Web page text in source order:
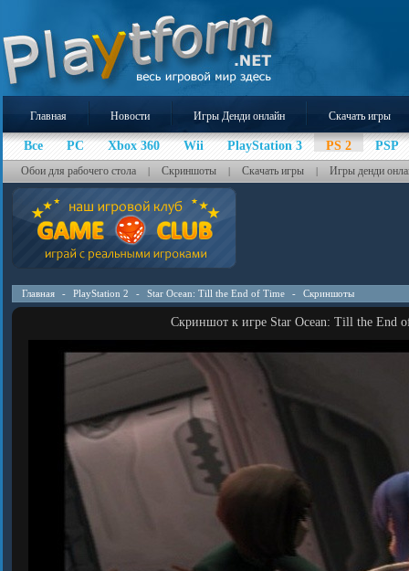
Главная Новости Игры Денди онлайн Скачать игры
Все PC Xbox 360 Wii PlayStation 3 PS 2 PSP
Обои для рабочего стола | Скриншоты | Скачать игры | Игры денди
Главная - PlayStation 2 - Star Ocean: Till the End of Time - Скриншоты
Скриншот к игре Star Ocean: Till the End